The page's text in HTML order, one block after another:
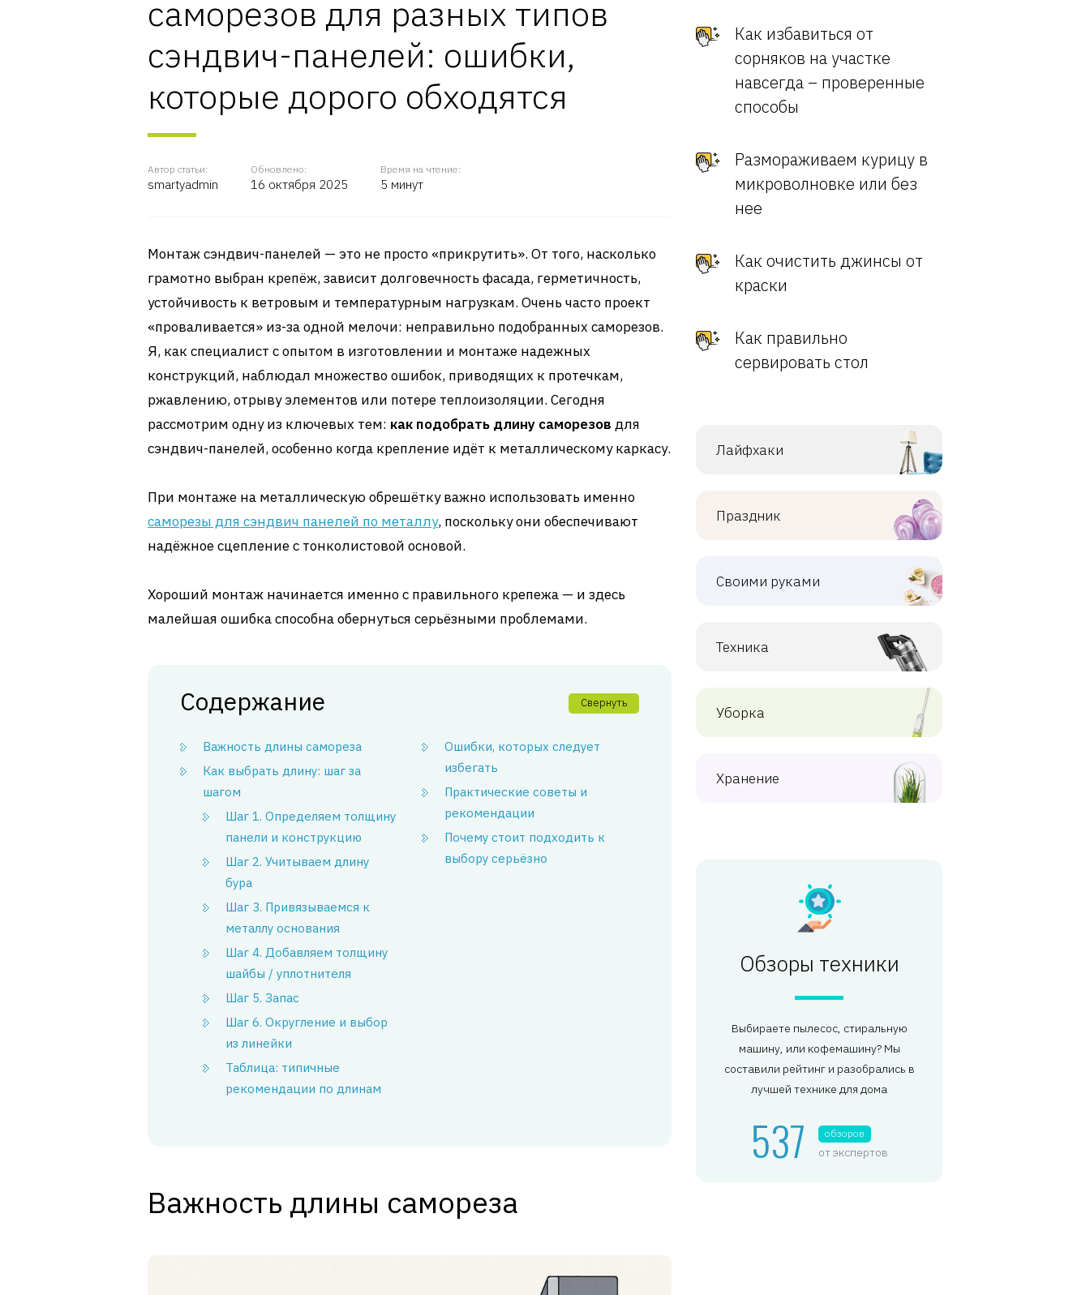
саморезов для разных типов
сэндвич-панелей: ошибки,
которые дорого обходятся
Автор статьи:
smartyadmin
Обновлено:
16 октября 2025
Время на чтение:
5 минут
Монтаж сэндвич-панелей — это не просто «прикрутить». От того, насколько
грамотно выбран крепёж, зависит долговечность фасада, герметичность,
устойчивость к ветровым и температурным нагрузкам. Очень часто проект
«проваливается» из-за одной мелочи: неправильно подобранных саморезов.
Я, как специалист с опытом в изготовлении и монтаже надежных
конструкций, наблюдал множество ошибок, приводящих к протечкам,
ржавлению, отрыву элементов или потере теплоизоляции. Сегодня
рассмотрим одну из ключевых тем: как подобрать длину саморезов для
сэндвич-панелей, особенно когда крепление идёт к металлическому каркасу.
При монтаже на металлическую обрешётку важно использовать именно
саморезы для сэндвич панелей по металлу, поскольку они обеспечивают
надёжное сцепление с тонколистовой основой.
Хороший монтаж начинается именно с правильного крепежа — и здесь
малейшая ошибка способна обернуться серьёзными проблемами.
Содержание Свернуть
Важность длины самореза
Как выбрать длину: шаг за
шагом
Шаг 1. Определяем толщину
панели и конструкцию
Шаг 2. Учитываем длину
бура
Шаг 3. Привязываемся к
металлу основания
Шаг 4. Добавляем толщину
шайбы / уплотнителя
Шаг 5. Запас
Шаг 6. Округление и выбор
из линейки
Таблица: типичные
рекомендации по длинам
Ошибки, которых следует
избегать
Практические советы и
рекомендации
Почему стоит подходить к
выбору серьёзно
Важность длины самореза
Как избавиться от
сорняков на участке
навсегда – проверенные
способы
Размораживаем курицу в
микроволновке или без
нее
Как очистить джинсы от
краски
Как правильно
сервировать стол
Лайфхаки
Праздник
Своими руками
Техника
Уборка
Хранение
Обзоры техники
Выбираете пылесос, стиральную
машину, или кофемашину? Мы
составили рейтинг и разобрались в
лучшей технике для дома
537 обзоров
от экспертов